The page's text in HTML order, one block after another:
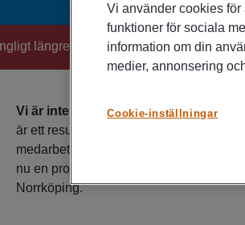
längre
Vi är inte som andra fastighetsbolag.
är ett resultat av investeringar i
medarbetare. Vi vill fortsätta satsa på
nu en projektledare som kommer utgå
Norrköping.
Vi använder cookies
funktioner för sociala
information om din
medier, annonsering
Cookie-inställningar